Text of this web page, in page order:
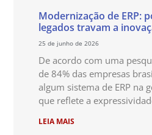
Modernização de ERP:
legados travam a
25 de junho de 2026
De acordo com uma
de 84% das empresas
algum sistema de ERP na
que reflete a
LEIA MAIS